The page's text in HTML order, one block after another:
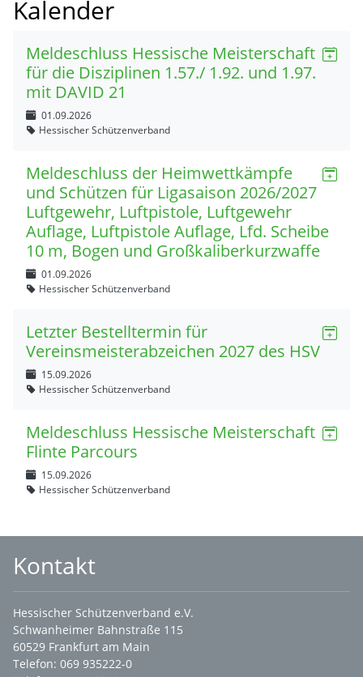
Kalender
Meldeschluss Hessische Meisterschaft
für die Disziplinen 1.57./ 1.92. und 1.97.
mit DAVID 21
01.09.2026
Hessischer Schützenverband
Meldeschluss der Heimwettkämpfe
und Schützen für Ligasaison 2026/2027
Luftgewehr, Luftpistole, Luftgewehr
Auflage, Luftpistole Auflage, Lfd. Scheibe
10 m, Bogen und Großkaliberkurzwaffe
01.09.2026
Hessischer Schützenverband
Letzter Bestelltermin für
Vereinsmeisterabzeichen 2027 des HSV
15.09.2026
Hessischer Schützenverband
Meldeschluss Hessische Meisterschaft
Flinte Parcours
15.09.2026
Hessischer Schützenverband
Kontakt
Hessischer Schützenverband e.V.
Schwanheimer Bahnstraße 115
60529 Frankfurt am Main
Telefon: 069 935222-0